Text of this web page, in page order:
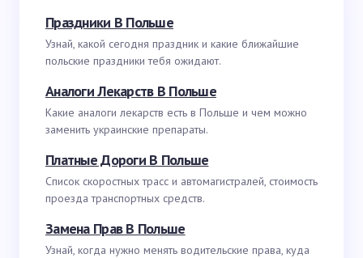
Праздники В Польше
Узнай, какой сегодня праздник и какие ближайшие
польские праздники тебя ожидают.
Аналоги Лекарств В Польше
Какие аналоги лекарств есть в Польше и чем можно
заменить украинские препараты.
Платные Дороги В Польше
Список скоростных трасс и автомагистралей, стоимость
проезда транспортных средств.
Замена Прав В Польше
Узнай, когда нужно менять водительские права, куда